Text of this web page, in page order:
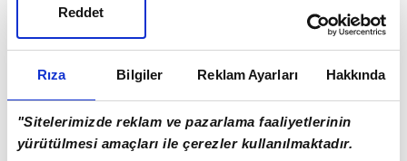
Rıza Bilgiler Reklam Ayarları Hakkında
"Sitelerimizde reklam ve pazarlama faaliyetlerinin
yürütülmesi amaçları ile çerezler kullanılmaktadır.
Reddet
belgeleyecektir. Zeynep ise aklının kendisine
oynadığı oyunlar neticesinde, kendisini Emre'nin
yanında bulup, hastanelik olacak; hamile olduğu
gerçeğini gizlemeye çalışırken, Emre ve Bora
arasındaki gerilim hiç ummadığı sonuçlara yol